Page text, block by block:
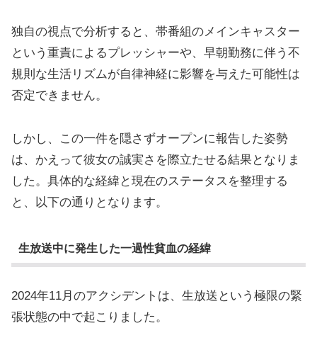
独自の視点で分析すると、帯番組のメインキャスター
という重責によるプレッシャーや、早朝勤務に伴う不
規則な生活リズムが自律神経に影響を与えた可能性は
否定できません。
しかし、この一件を隠さずオープンに報告した姿勢
は、かえって彼女の誠実さを際立たせる結果となりま
した。具体的な経緯と現在のステータスを整理する
と、以下の通りとなります。
生放送中に発生した一過性貧血の経緯
2024年11月のアクシデントは、生放送という極限の緊
張状態の中で起こりました。